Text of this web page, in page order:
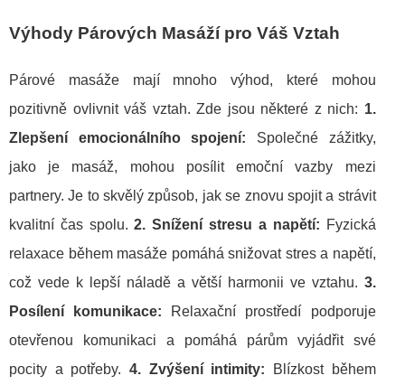
Výhody Párových Masáží pro Váš Vztah
Párové masáže mají mnoho výhod, které mohou
pozitivně ovlivnit váš vztah. Zde jsou některé z nich: 1.
Zlepšení emocionálního spojení: Společné zážitky,
jako je masáž, mohou posílit emoční vazby mezi
partnery. Je to skvělý způsob, jak se znovu spojit a strávit
kvalitní čas spolu.2. Snížení stresu a napětí: Fyzická
relaxace během masáže pomáhá snižovat stres a napětí,
což vede k lepší náladě a větší harmonii ve vztahu. 3.
Posílení komunikace: Relaxační prostředí podporuje
otevřenou komunikaci a pomáhá párům vyjádřit své
pocity a potřeby. 4. Zvýšení intimity: Blízkost během